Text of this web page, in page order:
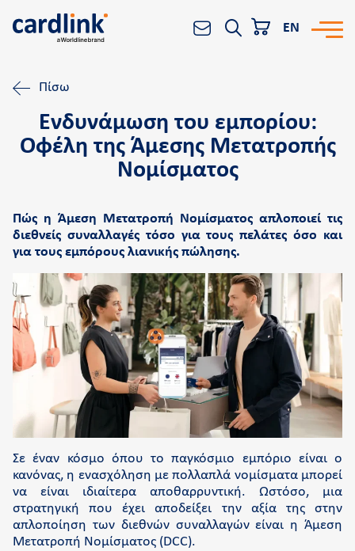
Οι λύσεις μας
e-Commerce
Αποδοχή συναλλαγών
Worldline
All-in-One Platform
Για Οργανισμούς
Η εταιρεία
Ποιοι είμαστε
Retail Innovation Hub
Καριέρα
Νέα και δράσεις
Γραφείο τύπου
Επικοινωνία
Υποστήριξη
EN
Πίσω
Ενδυνάμωση του εμπορίου:
Οφέλη της Άμεσης Μετατροπής
Νομίσματος
Πώς η Άμεση Μετατροπή Nομίσματος απλοποιεί τις
διεθνείς συναλλαγές τόσο για τους πελάτες όσο και
για τους εμπόρους λιανικής πώλησης.
Σε έναν κόσμο όπου το παγκόσμιο εμπόριο είναι ο
κανόνας, η ενασχόληση με πολλαπλά νομίσματα μπορεί
να είναι ιδιαίτερα αποθαρρυντική. Ωστόσο, μια
στρατηγική που έχει αποδείξει την αξία της στην
απλοποίηση των διεθνών συναλλαγών είναι η Άμεση
Μετατροπή Νομίσματος (DCC).